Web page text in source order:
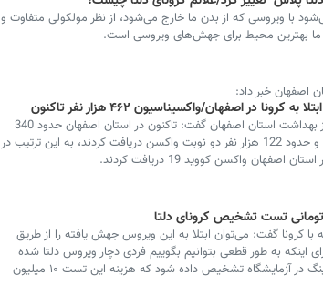
با ویروسی که از بدن ما خارج می‌شود، از نظر مولکولی متفاوت و
بهترین محیط برای جهش‌های ویروسی است.
اصفهان خبر داد:
در اصفهان/واکسیناسیون ۴۶۲ هزار نفر تاکنون
مسئول بیماری‌های واگیر مرکز بهداشت استان اصفهان گفت: تاکنون در استان اصفهان حدود 340
هزار نفر یک دوز واکسن کرونا و حدود 122 هزار نفر دو نوبت واکسن دریافت کردند، به این ترتیب در
کرونا گفت: می‌توان ابتلا به این ویروس جهش یافته را از طریق
اینکه به طور قطعی بتوانیم بگوییم فردی دچار ویروس دلتا شده
است، حتما باید ژن سکوئنسینگ در آزمایشگاه تشخیص داده شود که هزینه این تست ۱۰ میلیون